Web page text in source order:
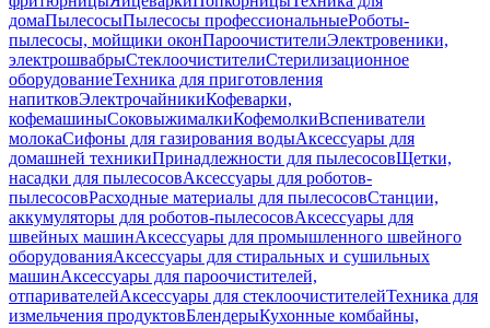
домаПылесосыПылесосы профессиональныеРоботы-
пылесосы, мойщики оконПароочистителиЭлектровеники,
электрошвабрыСтеклоочистителиСтерилизационное
оборудованиеТехника для приготовления
напитковЭлектрочайникиКофеварки,
кофемашиныСоковыжималкиКофемолкиВспениватели
молокаСифоны для газирования водыАксессуары для
домашней техникиПринадлежности для пылесосовЩетки,
насадки для пылесосовАксессуары для роботов-
пылесосовРасходные материалы для пылесосовСтанции,
аккумуляторы для роботов-пылесосовАксессуары для
швейных машинАксессуары для промышленного швейного
оборудованияАксессуары для стиральных и сушильных
машинАксессуары для пароочистителей,
отпаривателейАксессуары для стеклоочистителейТехника для
измельчения продуктовБлендерыКухонные комбайны,